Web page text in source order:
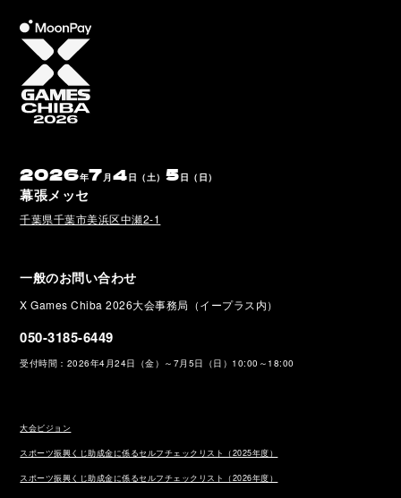
2026年7月4日（土） 5日（日）
幕張メッセ
千葉県千葉市美浜区中瀬2-1
一般のお問い合わせ
X Games Chiba 2026大会事務局（イープラス内）
050-3185-6449
受付時間：2026年4月24日（金）～7月5日（日）10:00～18:00
大会ビジョン
スポーツ振興くじ助成金に係るセルフチェックリスト（2025年度）
スポーツ振興くじ助成金に係るセルフチェックリスト（2026年度）